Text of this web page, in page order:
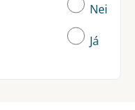
Nei
Já